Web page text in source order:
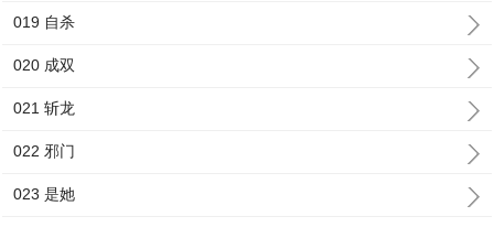
019 自杀
020 成双
021 斩龙
022 邪门
023 是她